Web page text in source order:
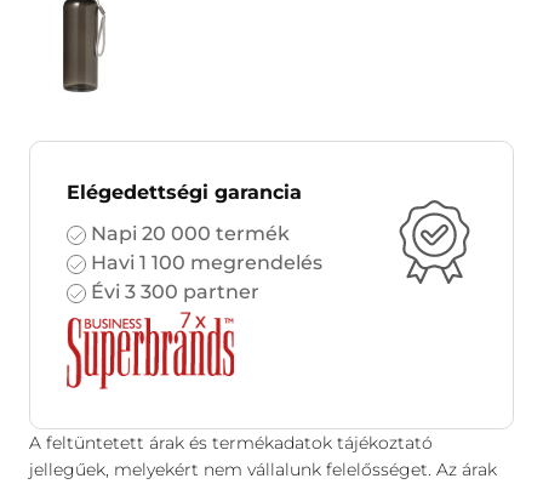
Elégedettségi garancia
Napi 20 000 termék
Havi 1 100 megrendelés
Évi 3 300 partner
A feltüntetett árak és termékadatok tájékoztató
jellegűek, melyekért nem vállalunk felelősséget. Az árak